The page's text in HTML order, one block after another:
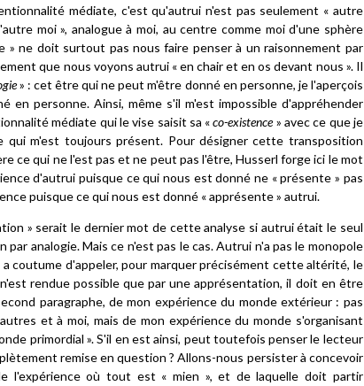
médiate, c'est qu'autrui n'est pas seulement « autre
moi », analogue à moi, au centre comme moi d'une sphère
» ne doit surtout pas nous faire penser à un raisonnement par
que nous voyons autrui « en chair et en os devant nous ». Il
» : cet être qui ne peut m'être donné en personne, je l'aperçois
personne. Ainsi, même s'il m'est impossible d'appréhender
médiate qui le vise saisit sa «co-existence» avec ce que je
qui m'est toujours présent. Pour désigner cette transposition
ce qui ne l'est pas et ne peut pas l'être, Husserl forge ici le mot
d'autrui puisque ce qui nous est donné ne « présente » pas
puisque ce qui nous est donné « apprésente » autrui.
» serait le dernier mot de cette analyse si autrui était le seul
analogie. Mais ce n'est pas le cas. Autrui n'a pas le monopole
coutume d'appeler, pour marquer précisément cette altérité, le
rendue possible que par une apprésentation, il doit en être
paragraphe, de mon expérience du monde extérieur : pas
et à moi, mais de mon expérience du monde s'organisant
primordial ». S'il en est ainsi, peut toutefois penser le lecteur
remise en question ? Allons-nous persister à concevoir
l'expérience où tout est « mien », et de laquelle doit partir